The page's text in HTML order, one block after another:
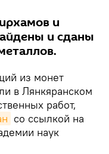
и
и сданы
из монет
в Лянкяранском
работ,
со ссылкой на
наук